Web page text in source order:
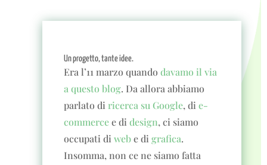
Un progetto, tante idee.
Era l’11 marzo quandodavamo il via
a questo blog. Da allora abbiamo
parlato di ricerca su Google, die-
commercee didesign, ci siamo
occupati diwebe digrafica.
Insomma, non ce ne siamo fatta